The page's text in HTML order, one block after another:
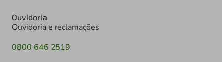
Ouvidoria
Ouvidoria e reclamações
0800 646 2519